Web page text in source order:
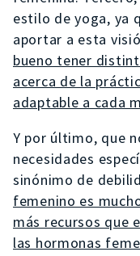
estilo de yoga, ya
aportar a esta
bueno tener
acerca de la
adaptable a cada
Y por último, que
necesidades
sinónimo de
femenino es
más recursos que
las hormonas